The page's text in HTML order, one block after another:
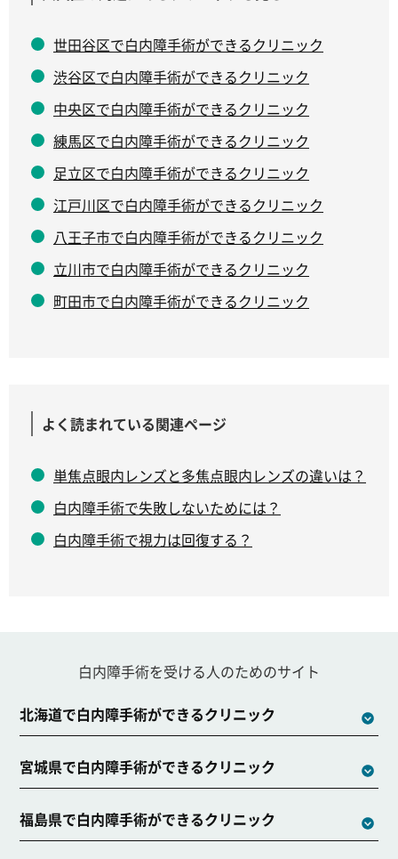
世田谷区で白内障手術ができるクリニック
渋谷区で白内障手術ができるクリニック
中央区で白内障手術ができるクリニック
練馬区で白内障手術ができるクリニック
足立区で白内障手術ができるクリニック
江戸川区で白内障手術ができるクリニック
八王子市で白内障手術ができるクリニック
立川市で白内障手術ができるクリニック
町田市で白内障手術ができるクリニック
よく読まれている関連ページ
単焦点眼内レンズと多焦点眼内レンズの違いは？
白内障手術で失敗しないためには？
白内障手術で視力は回復する？
白内障手術を受ける人のためのサイト
北海道で白内障手術ができるクリニック
宮城県で白内障手術ができるクリニック
福島県で白内障手術ができるクリニック